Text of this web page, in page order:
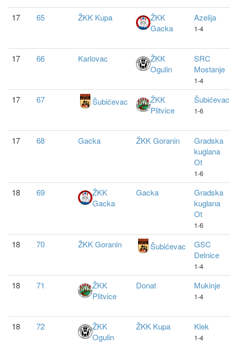
17 65 ŽKK Kupa
ŽKK
Gacka
Azelija
1-4
17 66 Karlovac
ŽKK
Ogulin
SRC
Mostanje
1-4
17 67 Šubićevac
ŽKK
Plitvice
Šubićevac
1-6
17 68 Gacka ŽKK Goranin
Gradska
kuglana
Ot
1-6
18 69
ŽKK
Gacka
Gacka
Gradska
kuglana
Ot
1-6
18 70 ŽKK Goranin Šubićevac
GSC
Delnice
1-4
18 71
ŽKK
Plitvice
Donat Mukinje
1-4
18 72
ŽKK
Ogulin
ŽKK Kupa Klek
1-4